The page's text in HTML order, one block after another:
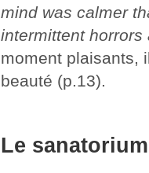
mind was calmer
intermittent
moment plaisants,
beauté (p.13).
Le sanatorium